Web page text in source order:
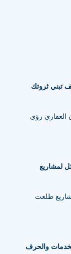
في مصر 2025: كيف تبني ثروتك
العقاري رؤى
لمشاريع
طلعت
والحرف